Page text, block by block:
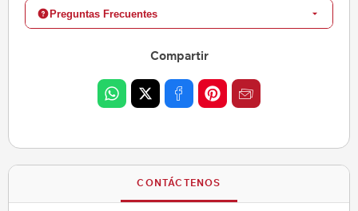
Preguntas Frecuentes
Compartir
CONTÁCTENOS